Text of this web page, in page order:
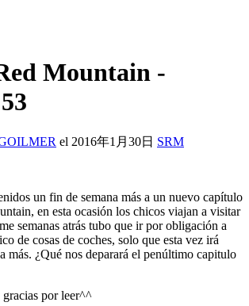
Mountain -
el 2016年1月30日 SRM
un fin de semana más a un nuevo capítulo
en esta ocasión los chicos viajan a visitar
semanas atrás tubo que ir por obligación a
de cosas de coches, solo que esta vez irá
más. ¿Qué nos deparará el penúltimo capitulo
por leer^^